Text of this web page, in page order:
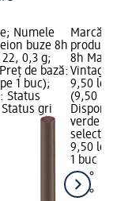
Numele
buze 8h
0,3 g;
de bază:
1 buc);
Status
gri
Marcă:
8h
Vintage
9,50 lei;
(9,50 lei
verde
9,50 lei
1 buc